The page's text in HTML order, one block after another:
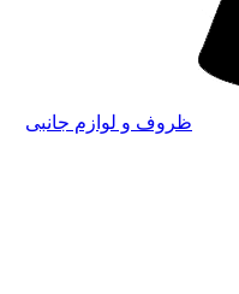
ظروف و لوازم جانبی